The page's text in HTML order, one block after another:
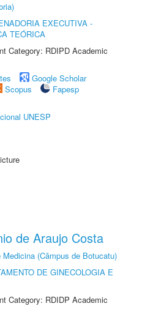
EXECUTIVA -
TEÓRICA
Category: RDIPD Academic
Google Scholar
Scopus
Fapesp
UNESP
de Araujo Costa
Medicina (Câmpus de Botucatu)
DE GINECOLOGIA E
Category: RDIDP Academic